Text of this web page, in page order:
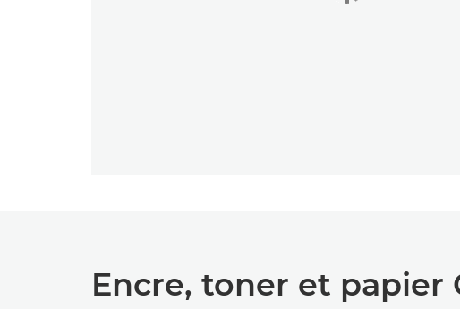
Encre, toner et papier